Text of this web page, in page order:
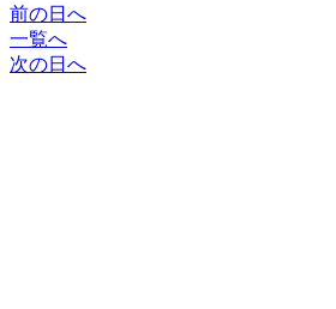
前の日へ
一覧へ
次の日へ